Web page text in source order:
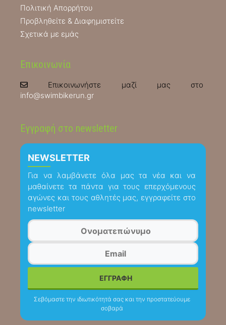
Πολιτική Απορρήτου
Προβληθείτε & Διαφημιστείτε
Σχετικά με εμάς
Επικοινωνία
Επικοινωνήστε μαζί μας στο
info@swimbikerun.gr
Εγγραφή στο newsletter
NEWSLETTER
Για να λαμβάνετε όλα μας τα νέα και να
μαθαίνετε τα πάντα για τους επερχόμενους
αγώνες και τους αθλητές μας, εγγραφείτε στο
newsletter
Σεβόμαστε την ιδιωτικότητά σας και την προστατεύουμε
σοβαρά